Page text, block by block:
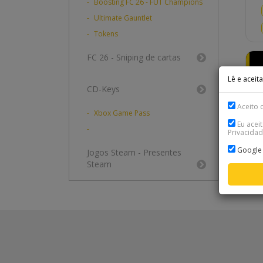
Boosting FC 26 - FUT Champions
Ultimate Gauntlet
Tokens
FC 26 - Sniping de cartas
CD-Keys
Xbox Game Pass
Jogos Steam - Presentes
Steam
Lê e
Aceito
Eu